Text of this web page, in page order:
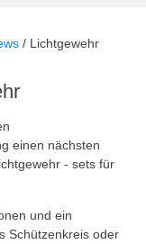
/ Lichtgewehr
einen nächsten
- sets für
und ein
Schützenkreis oder